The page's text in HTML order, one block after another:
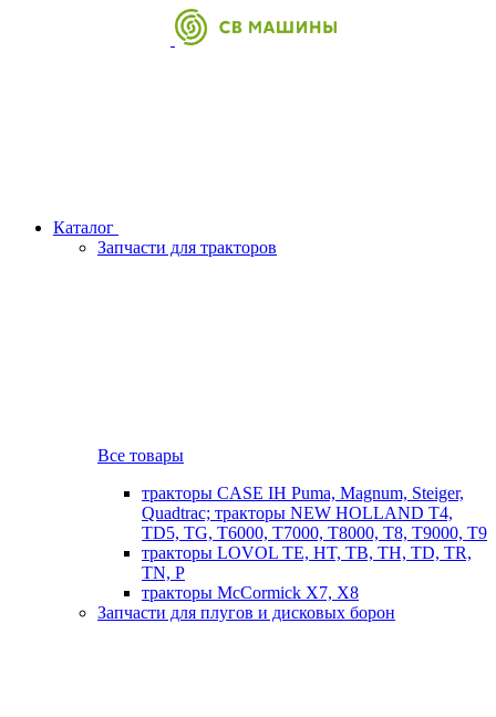
Каталог
Запчасти для тракторов
Все товары
тракторы CASE IH Puma, Magnum, Steiger,
Quadtrac; тракторы NEW HOLLAND T4,
TD5, TG, T6000, T7000, T8000, T8, T9000, T9
тракторы LOVOL TE, HT, TB, TH, TD, TR,
TN, P
тракторы McCormick X7, X8
Запчасти для плугов и дисковых борон